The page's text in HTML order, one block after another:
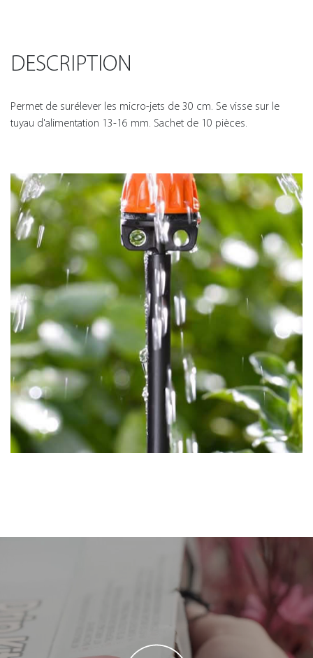
DESCRIPTION
Permet de surélever les micro-jets de 30 cm. Se visse sur le
tuyau d'alimentation 13-16 mm. Sachet de 10 pièces.